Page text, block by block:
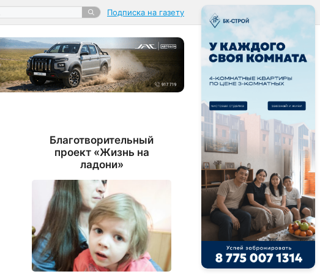
Подписка на газету
Благотворительный
проект «Жизнь на
ладони»